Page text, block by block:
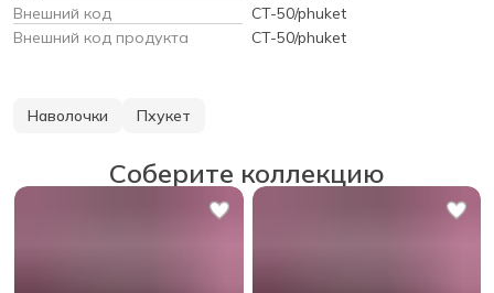
Внешний код
CT-50/phuket
Внешний код продукта
CT-50/phuket
Наволочки Пхукет
Соберите коллекцию